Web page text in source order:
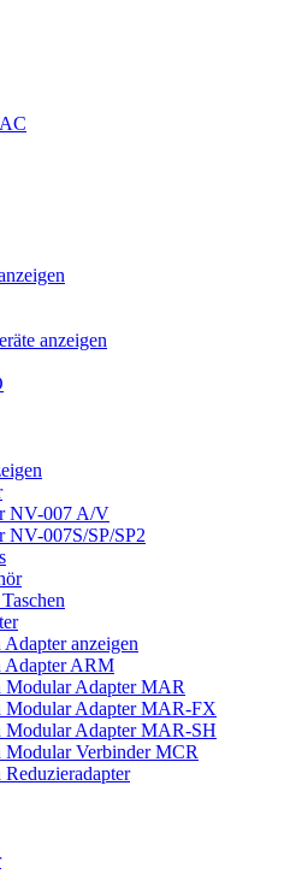
anzeigen
NV-007 A/V
NV-007S/SP/SP2
Adapter anzeigen
Adapter ARM
Modular Adapter MAR
Modular Adapter MAR-FX
Modular Adapter MAR-SH
Modular Verbinder MCR
Reduzieradapter